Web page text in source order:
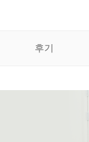
후기